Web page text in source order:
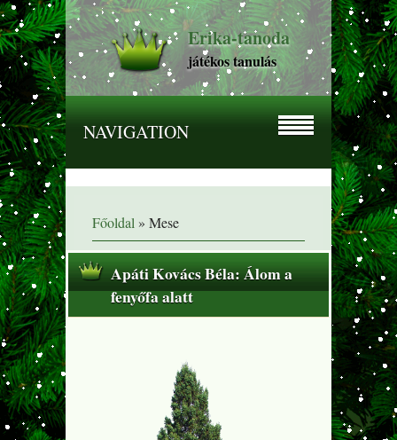
Erika-tanoda
játékos tanulás
NAVIGATION
Főoldal » Mese
Apáti Kovács Béla: Álom a
fenyőfa alatt